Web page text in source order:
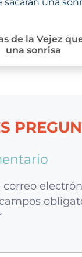
de la Vejez
una sonrisa